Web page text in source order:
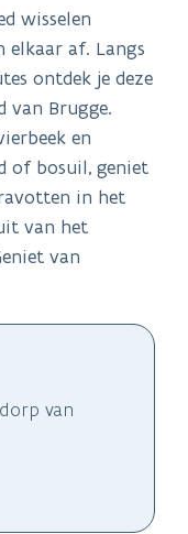
wisselen
elkaar af. Langs
ontdek je deze
van Brugge.
en
of bosuil, geniet
in het
van het
van
van